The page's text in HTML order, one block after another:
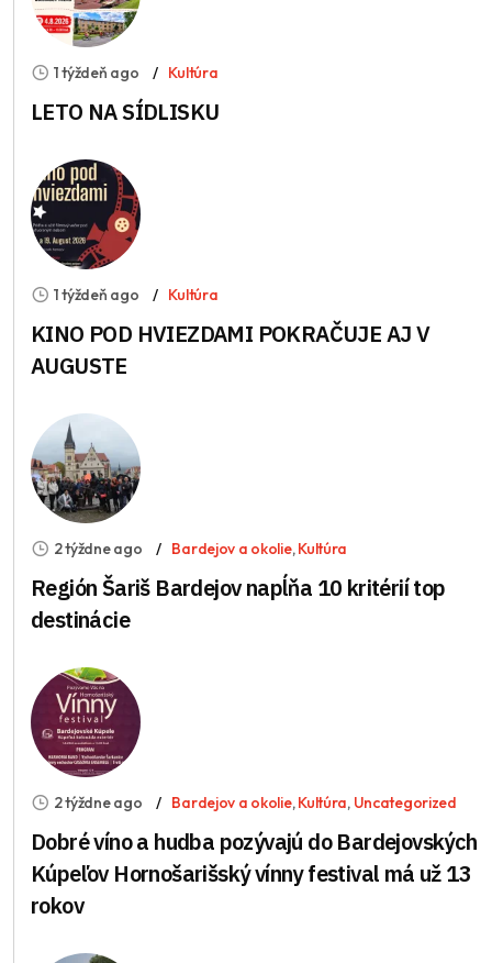
1 týždeň ago Kultúra
LETO NA SÍDLISKU
1 týždeň ago Kultúra
KINO POD HVIEZDAMI POKRAČUJE AJ V
AUGUSTE
2 týždne ago Bardejov a okolie,Kultúra
Región Šariš Bardejov napĺňa 10 kritérií top
destinácie
2 týždne ago Bardejov a okolie,Kultúra, Uncategorized
Dobré víno a hudba pozývajú do Bardejovských
Kúpeľov Hornošarišský vínny festival má už 13
rokov